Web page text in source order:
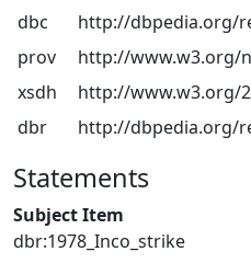
dbc
http://dbpedia.org/
prov
http://www.w3.org/
xsdh
http://www.w3.org/
dbr
http://dbpedia.org/
Statements
Subject Item
dbr:1978_Inco_strike